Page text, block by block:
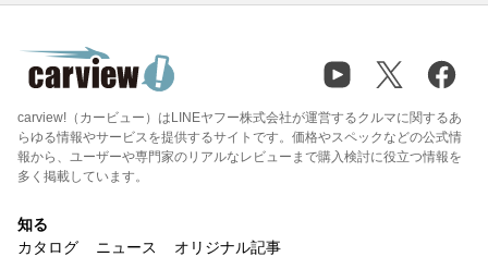
carview!（カービュー）はLINEヤフー株式会社が運営するクルマに関するあ
らゆる情報やサービスを提供するサイトです。価格やスペックなどの公式情
報から、ユーザーや専門家のリアルなレビューまで購入検討に役立つ情報を
多く掲載しています。
知る
カタログ
ニュース オリジナル記事